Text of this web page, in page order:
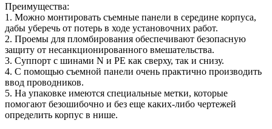
Преимущества:
1. Можно монтировать съемные панели в середине корпуса,
дабы уберечь от потерь в ходе установочних работ.
2. Проемы для пломбирования обеспечивают безопасную
защиту от несанкционированного вмешательства.
3. Суппорт с шинами N и PE как сверху, так и снизу.
4. С помощью съемной панели очень практично производить
ввод проводников.
5. На упаковке имеются специальные метки, которые
помогают безошибочно и без еще каких-либо чертежей
определить корпус в нише.